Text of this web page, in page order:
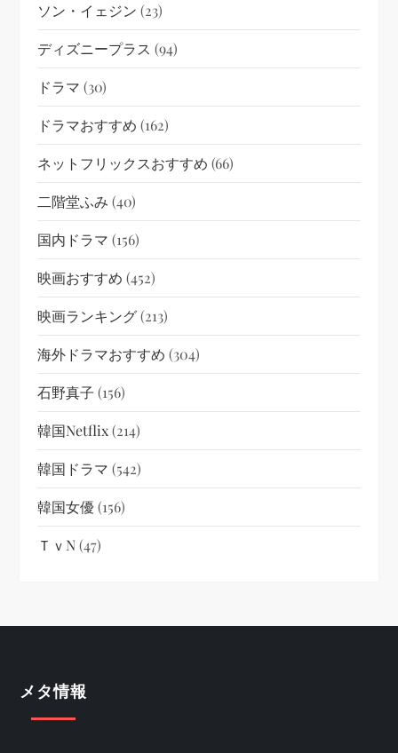
ソン・イェジン (23)
ディズニープラス (94)
ドラマ (30)
ドラマおすすめ (162)
ネットフリックスおすすめ (66)
二階堂ふみ (40)
国内ドラマ (156)
映画おすすめ (452)
映画ランキング(213)
海外ドラマおすすめ (304)
石野真子 (156)
韓国netflix(214)
韓国ドラマ (542)
韓国女優(156)
ＴｖN(47)
メタ情報